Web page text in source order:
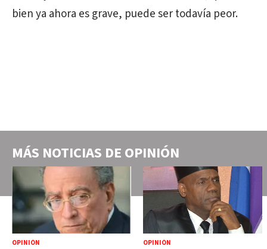
bien ya ahora es grave, puede ser todavía peor.
MÁS NOTICIAS DE OPINIÓN
OPINIÓN OPINIÓN